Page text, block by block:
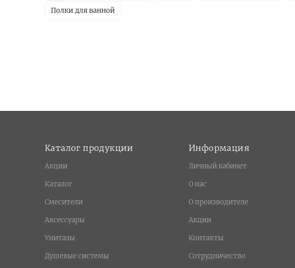
Полки для ванной
Каталог продукции
Акции
Каталог
Смесители
Аксессуары
Унитазы
Душевые системы
Информация
Личный кабинет
О нас
О производителе
Акции
Контакты
Сотрудничество